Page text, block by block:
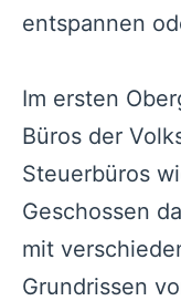
entspannen
Im ersten
Büros der
Steuerbüros
Geschossen
mit
Grundrissen